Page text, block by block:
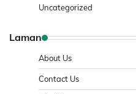
Uncategorized
Laman
About Us
Contact Us